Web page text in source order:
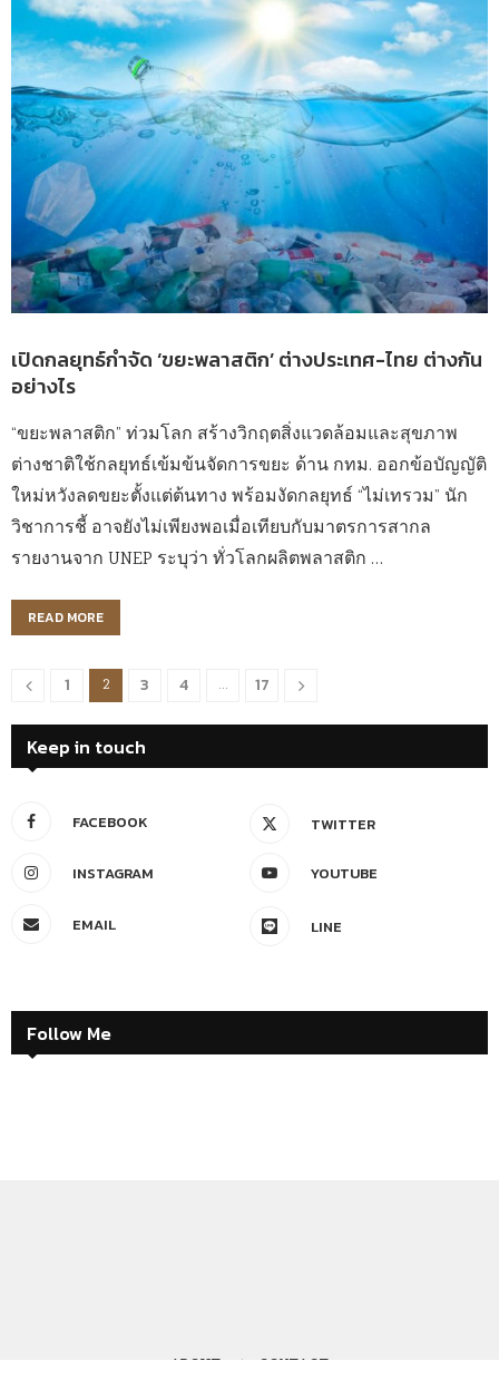
เปิดกลยุทธ์กำจัด ‘ขยะพลาสติก’ ต่างประเทศ-ไทย ต่างกัน
อย่างไร
“ขยะพลาสติก” ท่วมโลก สร้างวิกฤตสิ่งแวดล้อมและสุขภาพ
ต่างชาติใช้กลยุทธ์เข้มข้นจัดการขยะ ด้าน กทม. ออกข้อบัญญัติ
ใหม่หวังลดขยะตั้งแต่ต้นทาง พร้อมงัดกลยุทธ์ “ไม่เทรวม” นัก
วิชาการชี้ อาจยังไม่เพียงพอเมื่อเทียบกับมาตรการสากล
รายงานจาก UNEP ระบุว่า ทั่วโลกผลิตพลาสติก …
READ MORE
1 2 3 4 … 17
Keep in touch
FACEBOOK TWITTER
INSTAGRAM YOUTUBE
EMAIL LINE
Follow Me
ABOUT CONTACT